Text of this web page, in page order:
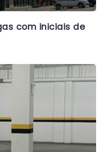
com iniciais de